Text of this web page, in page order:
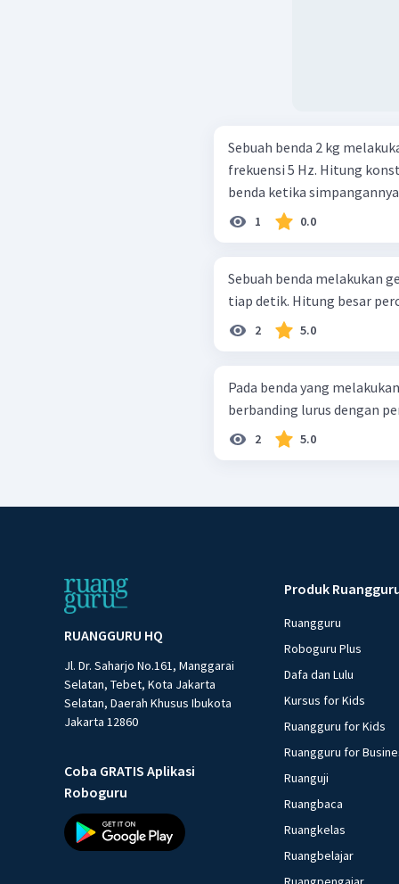
Sebuah benda 2 kg
frekuensi 5 Hz. Hitung
benda ketika
1 0.0
Sebuah benda melakukan
tiap detik. Hitung besar
2 5.0
Pada benda yang
berbanding lurus dengan
2 5.0
RUANGGURU HQ
Jl. Dr. Saharjo No.161, Manggarai
Selatan, Tebet, Kota Jakarta
Selatan, Daerah Khusus Ibukota
Jakarta 12860
Coba GRATIS Aplikasi
Roboguru
Produk
Ruangguru
Roboguru Plus
Dafa dan Lulu
Kursus for Kids
Ruangguru for Kids
Ruangguru for
Ruanguji
Ruangbaca
Ruangkelas
Ruangbelajar